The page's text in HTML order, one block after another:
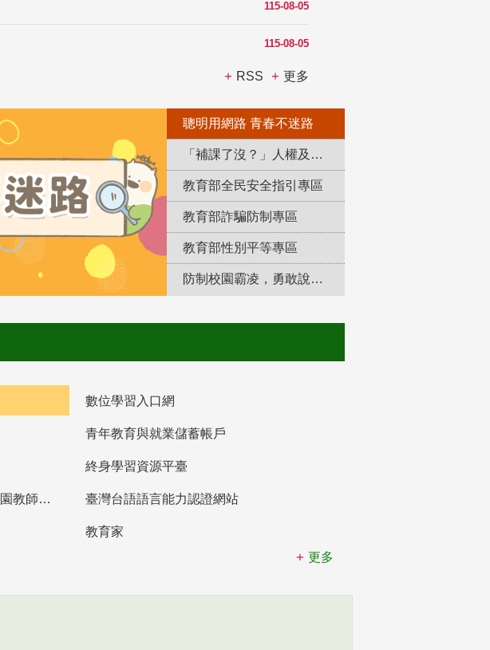
115-08-05
115-08-05
RSS 更多
聰明用網路 青春不迷路
「補課了沒？」人權及轉型正義教育專區
教育部全民安全指引專區
教育部詐騙防制專區
教育部性別平等專區
防制校園霸凌，勇敢說出來！
數位學習入口網
青年教育與就業儲蓄帳戶
終身學習資源平臺
教育部高中等以下學校及幼兒園教師資格檢定考試 臺灣台語語言能力認證網站
教育家
更多